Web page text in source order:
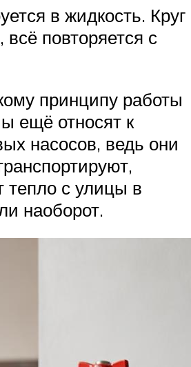
в жидкость. Круг
всё повторяется с
принципу работы
ещё относят к
насосов, ведь они
тепло с улицы в
наоборот.